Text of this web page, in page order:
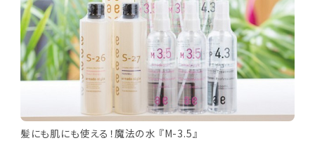
髪にも肌にも使える！魔法の水 『M-3.5』